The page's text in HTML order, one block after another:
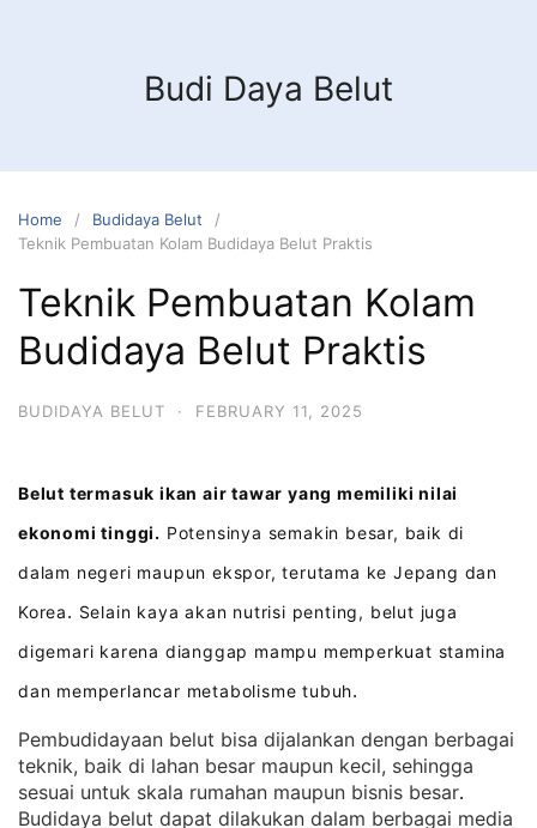
Budi Daya Belut
Home
Budidaya Belut
Teknik Pembuatan Kolam Budidaya Belut Praktis
Teknik Pembuatan Kolam
Budidaya Belut Praktis
BUDIDAYA BELUT · FEBRUARY 11, 2025
Belut termasuk ikan air tawar yang memiliki nilai
ekonomi tinggi. Potensinya semakin besar, baik di
dalam negeri maupun ekspor, terutama ke Jepang dan
Korea. Selain kaya akan nutrisi penting, belut juga
digemari karena dianggap mampu memperkuat stamina
dan memperlancar metabolisme tubuh.
Pembudidayaan belut bisa dijalankan dengan berbagai
teknik, baik di lahan besar maupun kecil, sehingga
sesuai untuk skala rumahan maupun bisnis besar
Budidaya belut dapat dilakukan dalam berbagai media